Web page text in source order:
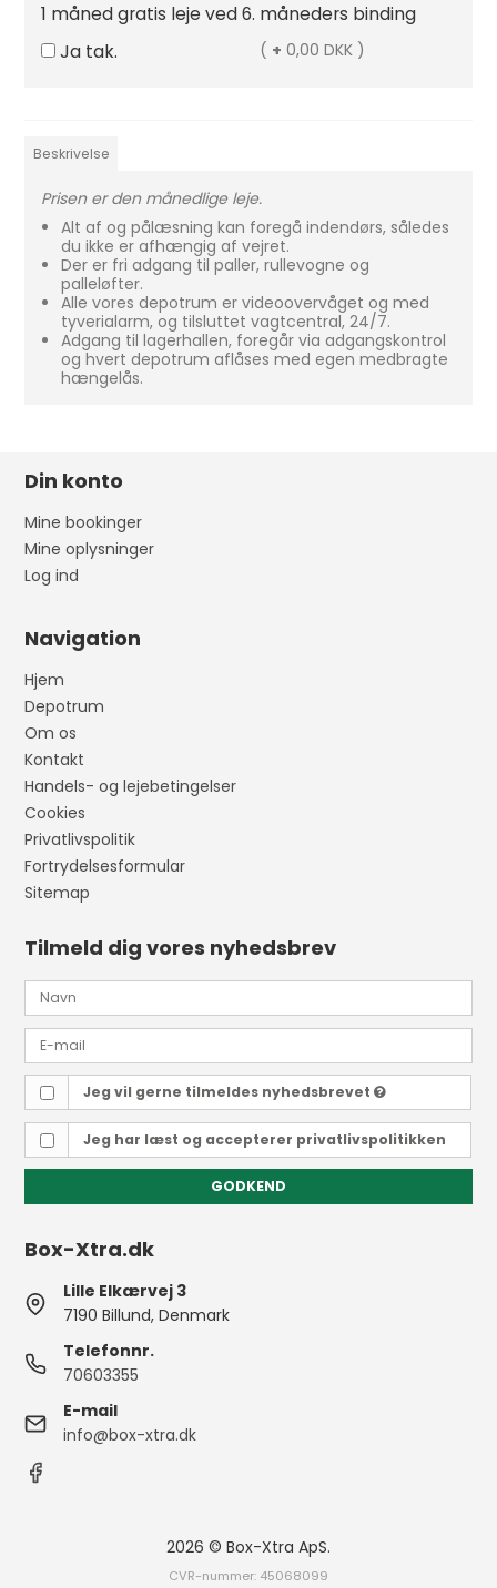
1 måned gratis leje ved 6. måneders binding
Ja tak.
( + 0,00 DKK )
Beskrivelse
Prisen er den månedlige leje.
Alt af og pålæsning kan foregå indendørs, således
du ikke er afhængig af vejret.
Der er fri adgang til paller, rullevogne og
palleløfter.
Alle vores depotrum er videoovervåget og med
tyverialarm, og tilsluttet vagtcentral, 24/7.
Adgang til lagerhallen, foregår via adgangskontrol
og hvert depotrum aflåses med egen medbragte
hængelås.
Din konto
Mine bookinger
Mine oplysninger
Log ind
Navigation
Hjem
Depotrum
Om os
Kontakt
Handels- og lejebetingelser
Cookies
Privatlivspolitik
Fortrydelsesformular
Sitemap
Tilmeld dig vores nyhedsbrev
Jeg vil gerne tilmeldes nyhedsbrevet
Jeg har læst og accepterer privatlivspolitikken
GODKEND
Box-Xtra.dk
Lille Elkærvej 3
7190 Billund, Denmark
Telefonnr.
70603355
E-mail
info@box-xtra.dk
2026 © Box-Xtra ApS.
CVR-nummer: 45068099